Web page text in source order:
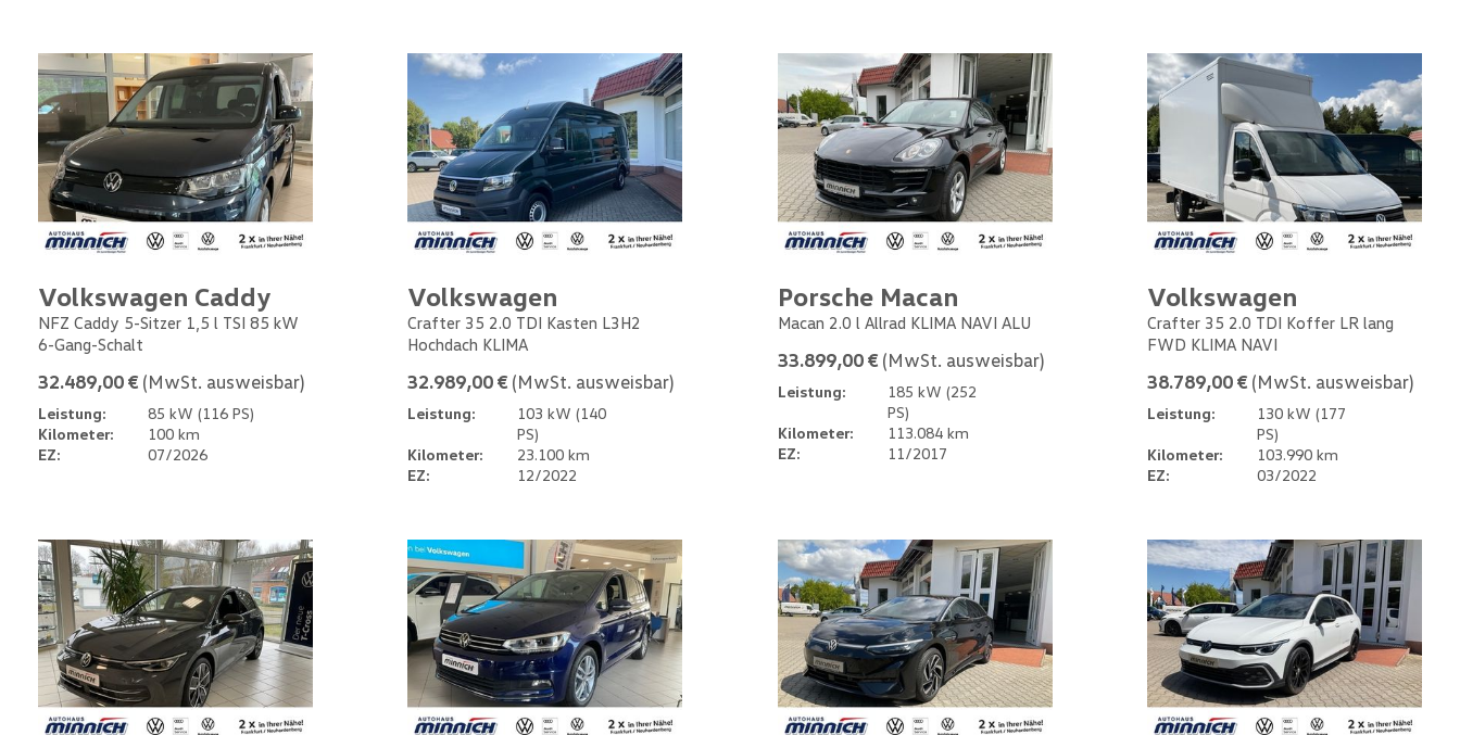
Volkswagen Caddy
NFZ Caddy 5-Sitzer 1,5 l TSI 85 kW
6-Gang-Schalt
32.489,00 € (MwSt. ausweisbar)
Leistung:
85 kW (116 PS)
Kilometer:
100 km
EZ:
07/2026
Volkswagen
Crafter 35 2.0 TDI Kasten L3H2
Hochdach KLIMA
32.989,00 € (MwSt. ausweisbar)
Leistung:
103 kW (140
PS)
Kilometer:
23.100 km
EZ:
12/2022
Porsche Macan
Macan 2.0 l Allrad KLIMA NAVI ALU
33.899,00 € (MwSt. ausweisbar)
Leistung:
185 kW (252
PS)
Kilometer:
113.084 km
EZ:
11/2017
Volkswagen
Crafter 35 2.0 TDI Koffer LR lang
FWD KLIMA NAVI
38.789,00 € (MwSt. ausweisbar)
Leistung:
130 kW (177
PS)
Kilometer:
103.990 km
EZ:
03/2022